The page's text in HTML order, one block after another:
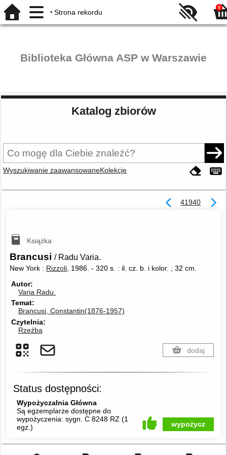
Strona rekordu
0
Biblioteka Główna ASP w Warszawie
Katalog zbiorów
Wyszukiwanie zaawansowaneKolekcje
41940
Książka
Brancusi / Radu Varia.
New York : Rizzoli, 1986. - 320 s. : il. cz. b. i kolor. ; 32 cm.
Autor
Varia Radu.
Temat
Brancusi, Constantin(1876-1957)
Czytelnia
Rzeźba
dodaj
Status dostępności:
Wypożyczalnia Główna
Są egzemplarze dostępne do
wypożyczenia:sygn. C 8248 RZ(1
egz.) wypożycz